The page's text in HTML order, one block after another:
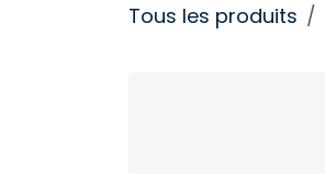
Tous les produits